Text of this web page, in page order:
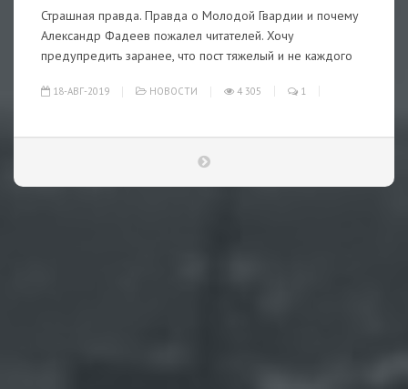
Страшная правда. Правда о Молодой Гвардии и почему
Александр Фадеев пожалел читателей. Хочу
предупредить заранее, что пост тяжелый и не каждого
18-АВГ-2019 НОВОСТИ 4 305 1